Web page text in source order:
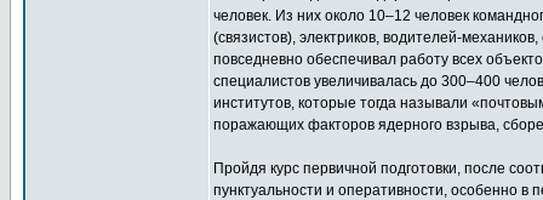
человек. Из них около 10–12 человек
(связистов), электриков, водителей-
повседневно обеспечивал работу всех
специалистов увеличивалась до 300–400
институтов, которые тогда называли
поражающих факторов ядерного взрыва,
Пройдя курс первичной подготовки, после
пунктуальности и оперативности, особенно